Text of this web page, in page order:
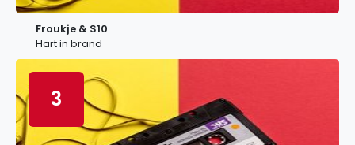
Froukje & S10
Hart in brand
3